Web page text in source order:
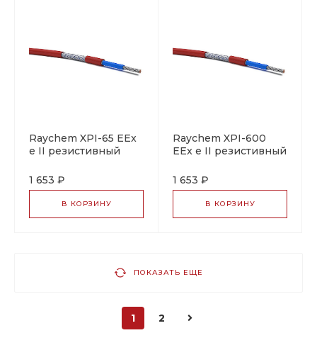
Raychem XPI-65 EEx
e II резистивный
1 653 ₽
В КОРЗИНУ
Raychem XPI-600
EEx e II резистивный
1 653 ₽
В КОРЗИНУ
ПОКАЗАТЬ ЕЩЕ
1 2